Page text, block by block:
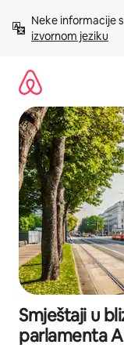
sadržaj
Neke informacije
izvornom jeziku
Smještaji u
parlamenta